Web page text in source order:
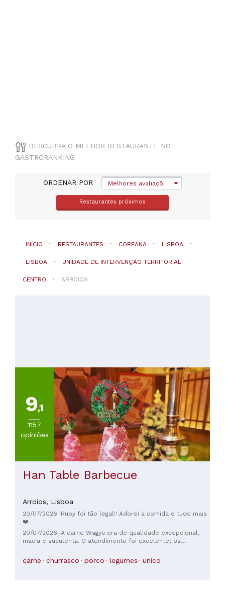
DESCUBRA O MELHOR RESTAURANTE NO
GASTRORANKING
ORDENAR POR Melhores avaliações
Restaurantes próximos
INÍCIO RESTAURANTES COREANA LISBOA
LISBOA UNIDADE DE INTERVENÇÃO TERRITORIAL
CENTRO ARROIOS
9,1
1157
opiniões
Han Table Barbecue
Arroios, Lisboa
20/07/2026: Ruby foi tão legal!! Adorei a comida e tudo mais
❤️
20/07/2026: A carne Wagyu era de qualidade excepcional,
macia e suculenta. O atendimento foi excelente; os
perfeito. O bibimbap estava especialmente delicioso, com
um sabor muito autêntico. O proprietário também foi
carne churrasco porco legumes unico